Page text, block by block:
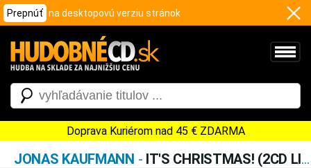
Prepnúť na desktopovú verziu stránok
Doprava Kuriérom nad 45 € ZDARMA
JONAS KAUFMANN - IT'S CHRISTMAS! (2CD LIMITED DELUXE EDITION)